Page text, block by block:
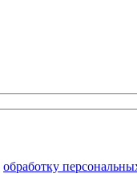
обработку